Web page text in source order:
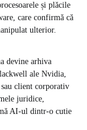
și plăcile
care confirmă că
ulterior.
devine arhiva
ale Nvidia,
client corporativ
juridice,
AI-ul dintr-o cutie